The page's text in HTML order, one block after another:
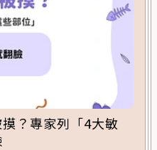
？專家列「4大敏